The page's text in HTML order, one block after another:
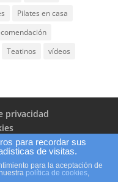
Pilates en casa
Teatinos vídeos
privacidad
para recordar sus
de visitas.
para la aceptación de
política de cookies,